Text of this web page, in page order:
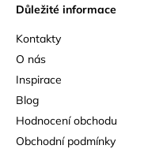
Důležité informace
Kontakty
O nás
Inspirace
Blog
Hodnocení obchodu
Obchodní podmínky